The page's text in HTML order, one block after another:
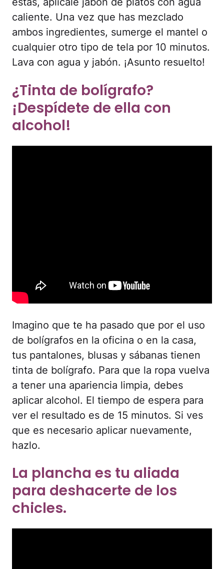
caliente. Una vez que has mezclado
ambos ingredientes, sumerge el mantel o
cualquier otro tipo de tela por 10 minutos.
Lava con agua y jabón. ¡Asunto resuelto!
¿Tinta de bolígrafo?
¡Despídete de ella con
alcohol!
Imagino que te ha pasado que por el uso
de bolígrafos en la oficina o en la casa,
tus pantalones, blusas y sábanas tienen
tinta de bolígrafo. Para que la ropa vuelva
a tener una apariencia limpia, debes
aplicar alcohol. El tiempo de espera para
ver el resultado es de 15 minutos. Si ves
que es necesario aplicar nuevamente,
hazlo.
La plancha es tu aliada
para deshacerte de los
chicles.